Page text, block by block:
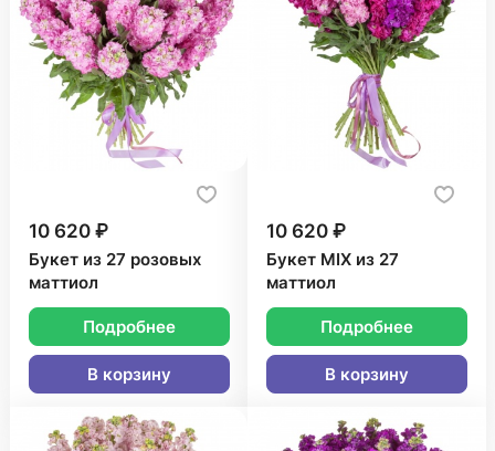
10 620 ₽
Букет из 27 розовых
маттиол
Подробнее
В корзину
10 620 ₽
Букет MIX из 27
маттиол
Подробнее
В корзину